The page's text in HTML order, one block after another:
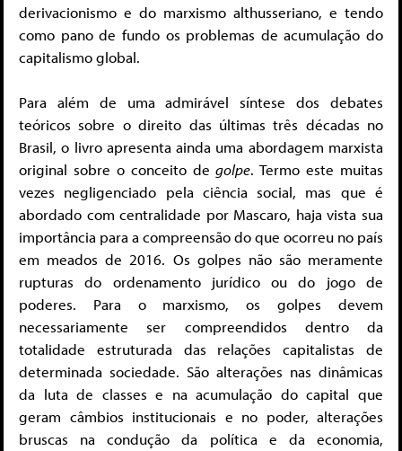
derivacionismo e do marxismo althusseriano, e tendo
como pano de fundo os problemas de acumulação do
capitalismo global.
Para além de uma admirável síntese dos debates
teóricos sobre o direito das últimas três décadas no
Brasil, o livro apresenta ainda uma abordagem marxista
original sobre o conceito degolpe. Termo este muitas
vezes negligenciado pela ciência social, mas que é
abordado com centralidade por Mascaro, haja vista sua
importância para a compreensão do que ocorreu no país
em meados de 2016. Os golpes não são meramente
rupturas do ordenamento jurídico ou do jogo de
poderes. Para o marxismo, os golpes devem
necessariamente ser compreendidos dentro da
totalidade estruturada das relações capitalistas de
determinada sociedade. São alterações nas dinâmicas
da luta de classes e na acumulação do capital que
geram câmbios institucionais e no poder, alterações
bruscas na condução da política e da economia,